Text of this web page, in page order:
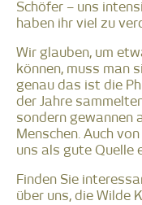
Schöfer – uns
haben ihr viel zu
Wir glauben, um
können, muss man
genau das ist die
der Jahre
sondern gewannen
Menschen. Auch
uns als gute Quelle
Finden Sie
über uns, die Wilde